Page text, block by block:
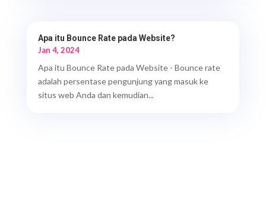
Apa itu Bounce Rate pada Website?
Jan 4, 2024
Apa itu Bounce Rate pada Website - Bounce rate
adalah persentase pengunjung yang masuk ke
situs web Anda dan kemudian...